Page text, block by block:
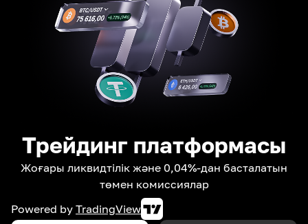
Трейдинг платформасы
Жоғары ликвидтілік және 0,04%-дан басталатын
төмен комиссиялар
Powered by TradingView